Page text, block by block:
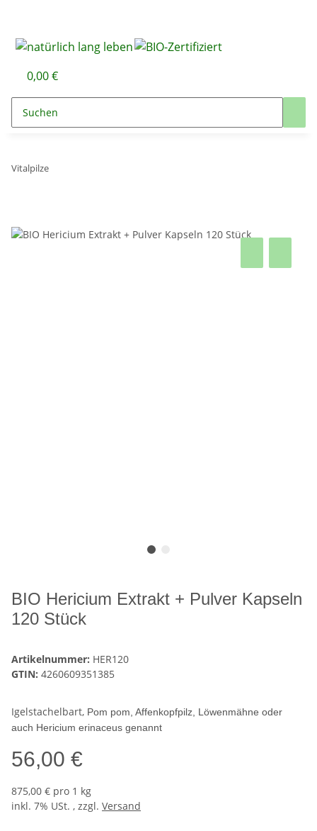
0,00 €
Vitalpilze
BIO Hericium Extrakt + Pulver Kapseln
120 Stück
Artikelnummer: HER120
GTIN: 4260609351385
Igelstachelbart, Pom pom, Affenkopfpilz, Löwenmähne oder
auch Hericium erinaceus genannt
56,00 €
875,00 € pro 1 kg
inkl. 7% USt. , zzgl. Versand